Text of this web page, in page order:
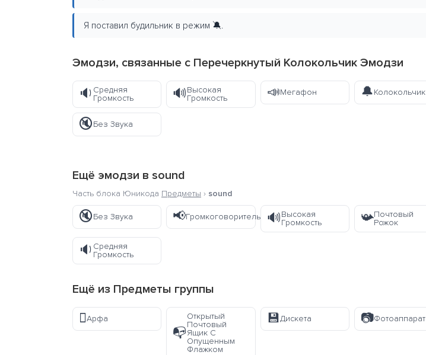
Я поставил будильник в режим 🔕.
Эмодзи, связанные с Перечеркнутый Колокольчик Эмодзи
🔉 Средняя
Громкость
🔊Высокая
Громкость
📣Мегафон 🔔Колокольчик
🔇Без Звука
Ещё эмодзи в sound
Часть блока Юникода Предметы › sound
🔇Без Звука 📢Громкоговоритель 🔊Высокая
Громкость
📯Почтовый
Рожок
🔉 Средняя
Громкость
Ещё из Предметы группы
🪉Арфа
📭
Открытый
Почтовый
Ящик С
Опущенным
Флажком
💾Дискета 📷Фотоаппарат